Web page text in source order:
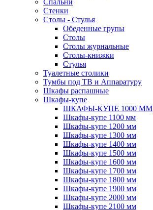
Спальни
Стенки
Столы - Стулья
Обеденные групы
Столы
Столы журнальные
Столы-книжки
Стулья
Туалетные столики
Тумбы под ТВ и Аппаратуру
Шкафы распашные
Шкафы-купе
ШКАФЫ-КУПЕ 1000 ММ
Шкафы-купе 1100 мм
Шкафы-купе 1200 мм
Шкафы-купе 1300 мм
Шкафы-купе 1400 мм
Шкафы-купе 1500 мм
Шкафы-купе 1600 мм
Шкафы-купе 1700 мм
Шкафы-купе 1800 мм
Шкафы-купе 1900 мм
Шкафы-купе 2000 мм
Шкафы-купе 2100 мм